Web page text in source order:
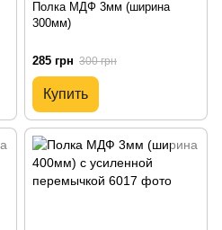
Полка МДФ 3мм (ширина
300мм)
285 грн 300 грн
Купить